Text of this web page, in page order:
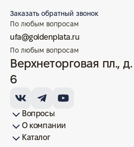
Вопросы
Как купить/продать
Условия оплаты
Условия доставки
Гарантия на товар
Возврат монет
Карта сайта
О компании
Франшиза
История
Вопрос-ответ
Отзывы
Лицензии и документы
Контакты офисов
Новости
БлогКаталог
Заказать обратный звонок
По любым вопросам
ufa@goldenplata.ru
По любым вопросам
Верхнеторговая пл., д.
6